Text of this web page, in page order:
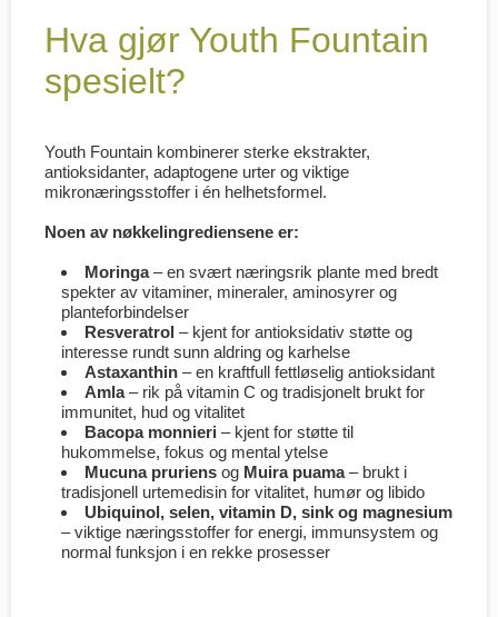
Hva gjør Youth Fountain
spesielt?
Youth Fountain kombinerer sterke ekstrakter,
antioksidanter, adaptogene urter og viktige
mikronæringsstoffer i én helhetsformel.
Noen av nøkkelingrediensene er:
Moringa– en svært næringsrik plante med bredt
spekter av vitaminer, mineraler, aminosyrer og
planteforbindelser
Resveratrol – kjent for antioksidativ støtte og
interesse rundt sunn aldring og karhelse
Astaxanthin – en kraftfull fettløselig antioksidant
Amla– rik på vitamin C og tradisjonelt brukt for
immunitet, hud og vitalitet
Bacopa monnieri – kjent for støtte til
hukommelse, fokus og mental ytelse
Mucuna pruriens og Muira puama– brukt i
tradisjonell urtemedisin for vitalitet, humør og libido
Ubiquinol, selen, vitamin D, sink og magnesium
– viktige næringsstoffer for energi, immunsystem og
normal funksjon i en rekke prosesser